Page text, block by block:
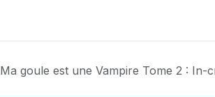
Ma goule est une Vampire Tome 2 : In-